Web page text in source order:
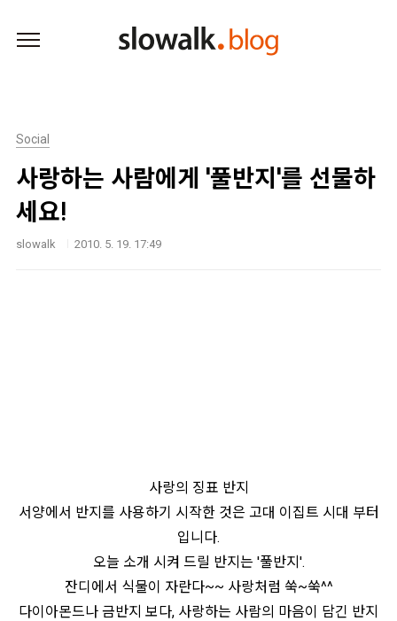
Social
사랑하는 사람에게 '풀반지'를 선물하
세요!
slowalk 2010. 5. 19. 17:49
사랑의 징표 반지
서양에서 반지를 사용하기 시작한 것은 고대 이집트 시대 부터
입니다.
오늘 소개 시켜 드릴 반지는 '풀반지'.
잔디에서 식물이 자란다~~ 사랑처럼 쑥~쑥^^
다이아몬드나 금반지 보다, 사랑하는 사람의 마음이 담긴 반지